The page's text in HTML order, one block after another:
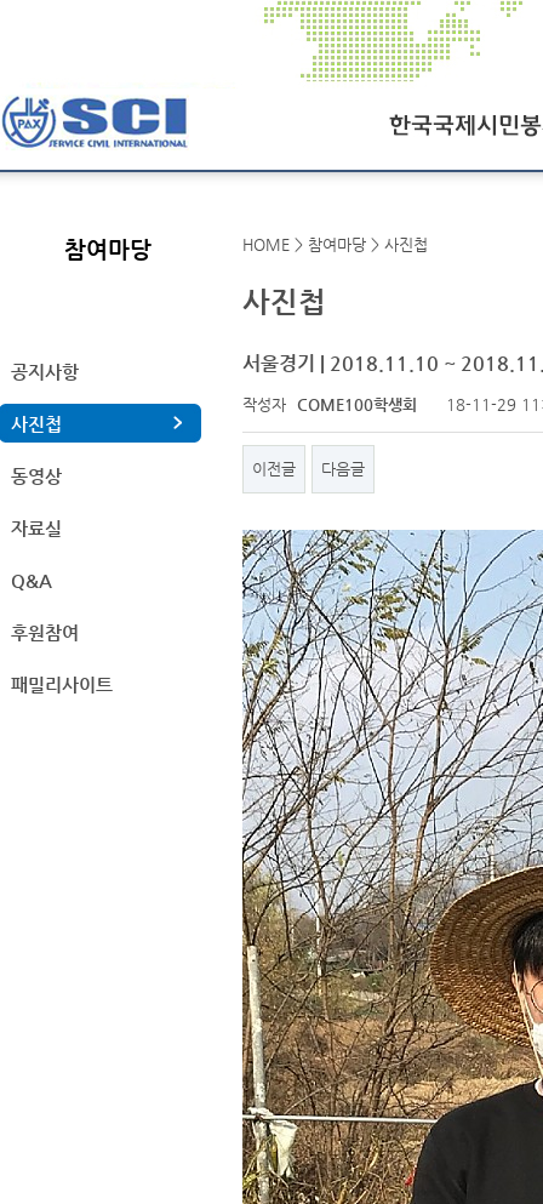
연혁
조직도
참여마당
공지사항
사진첩
동영상
자료실
Q&A
후원참여
패밀리사이트
HOME > 참여마당 > 사진첩
사진첩
서울경기 | 2018.11.10 ~
작성자 COME100학생회 18-11-29
이전글 다음글